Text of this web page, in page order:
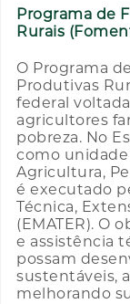
Programa de
Rurais
O Programa
Produtivas
federal
agricultores
pobreza. No
como unidade
Agricultura,
é executado
Técnica,
(EMATER). O
e assistência
possam
sustentáveis,
melhorando